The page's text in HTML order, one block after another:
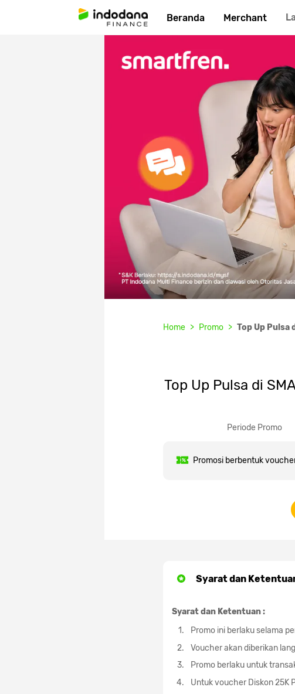
Beranda Merchant
Home Promo Top Up Pulsa
Top Up Pulsa di
Periode Promo
Promosi berbentuk
Syarat dan
Syarat dan Ketentuan :
Promo ini berlaku selama
Voucher akan diberikan
Promo berlaku untuk
Untuk voucher Diskon 25K